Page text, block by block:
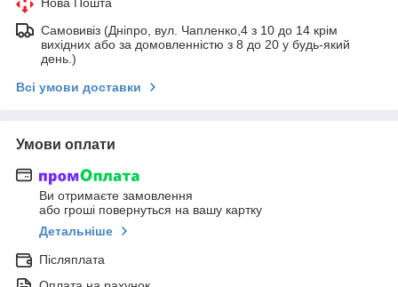
Самовивіз (Дніпро, вул. Чапленко,4 з 10 до 14 крім
вихідних або за домовленністю з 8 до 20 у будь-який
день.)
Всі умови доставки
Умови оплати
Ви отримаєте замовлення
або гроші повернуться на вашу картку
Детальніше
Післяплата